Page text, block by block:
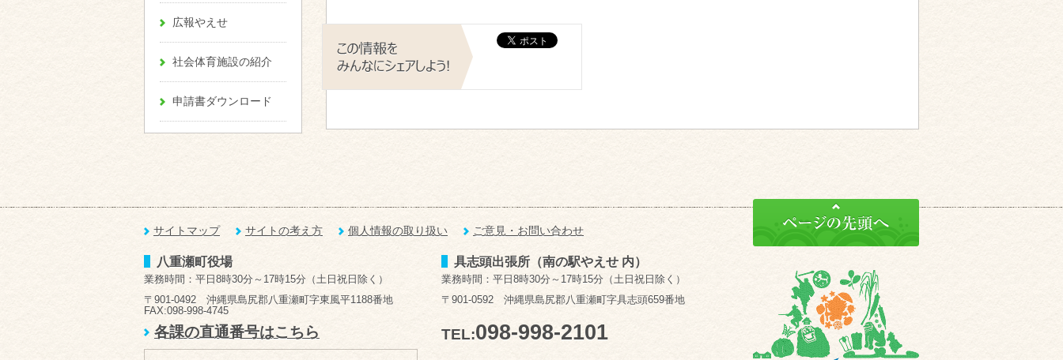
広報やえせ
社会体育施設の紹介
申請書ダウンロード
サイトマップ サイトの考え方 個人情報の取り扱い ご意見・お問い合わせ
八重瀬町役場
業務時間：平日8時30分～17時15分（土日祝日除く）
〒901-0492 沖縄県島尻郡八重瀬町字東風平1188番地
FAX:098-998-4745
各課の直通番号はこちら
具志頭出張所（南の駅やえせ 内）
業務時間：平日8時30分～17時15分（土日祝日除く）
〒901-0592 沖縄県島尻郡八重瀬町字具志頭659番地
TEL:098-998-2101